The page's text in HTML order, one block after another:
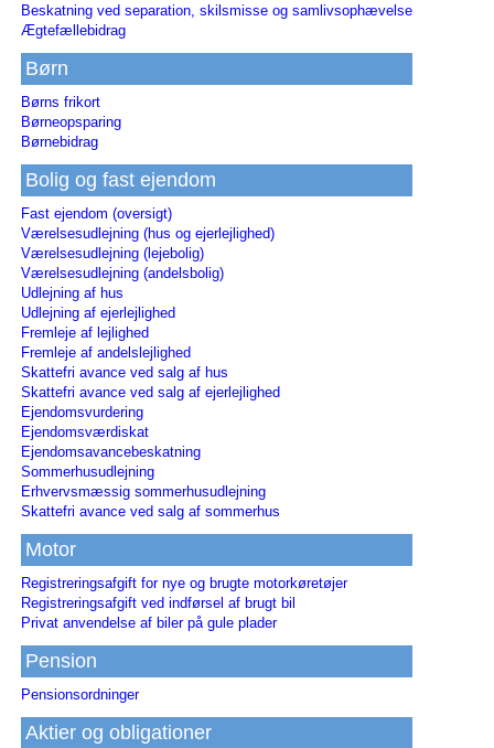
Beskatning ved separation, skilsmisse og samlivsophævelse
Ægtefællebidrag
Børn
Børns frikort
Børneopsparing
Børnebidrag
Bolig og fast ejendom
Fast ejendom (oversigt)
Værelsesudlejning (hus og ejerlejlighed)
Værelsesudlejning (lejebolig)
Værelsesudlejning (andelsbolig)
Udlejning af hus
Udlejning af ejerlejlighed
Fremleje af lejlighed
Fremleje af andelslejlighed
Skattefri avance ved salg af hus
Skattefri avance ved salg af ejerlejlighed
Ejendomsvurdering
Ejendomsværdiskat
Ejendomsavancebeskatning
Sommerhusudlejning
Erhvervsmæssig sommerhusudlejning
Skattefri avance ved salg af sommerhus
Motor
Registreringsafgift for nye og brugte motorkøretøjer
Registreringsafgift ved indførsel af brugt bil
Privat anvendelse af biler på gule plader
Pension
Pensionsordninger
Aktier og obligationer